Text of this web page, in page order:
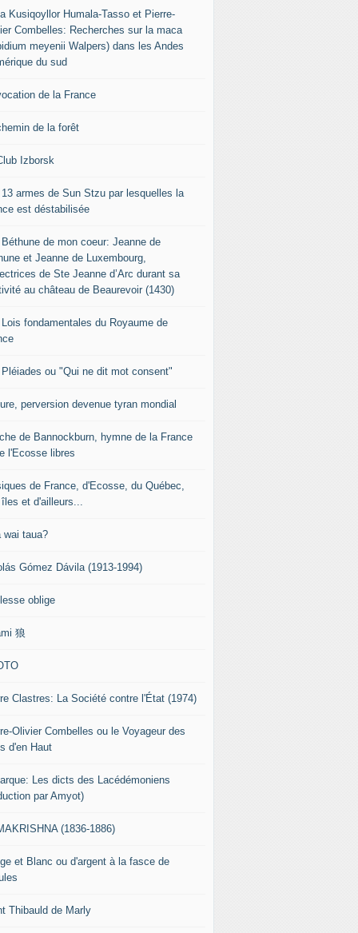
Kusiqoyllor Humala-Tasso et Pierre-
Combelles: Recherches sur la maca
meyenii Walpers) dans les Andes
du sud
de la France
de la forêt
Izborsk
13 armes de Sun Stzu par lesquelles la
est déstabilisée
de mon coeur: Jeanne de
et Jeanne de Luxembourg,
de Ste Jeanne d’Arc durant sa
au château de Beaurevoir (1430)
fondamentales du Royaume de
Pléiades ou "Qui ne dit mot consent"
perversion devenue tyran mondial
de Bannockburn, hymne de la France
l'Ecosse libres
de France, d'Ecosse, du Québec,
et d'ailleurs...
wai taua?
Gómez Dávila (1913-1994)
oblige
狼
Clastres: La Société contre l'État (1974)
Olivier Combelles ou le Voyageur des
d'en Haut
Les dicts des Lacédémoniens
par Amyot)
(1836-1886)
et Blanc ou d'argent à la fasce de
Thibauld de Marly